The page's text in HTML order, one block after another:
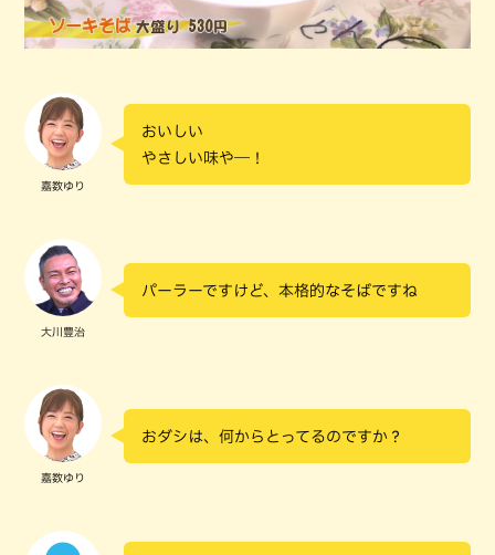
嘉数ゆり
おいしい
やさしい味や―！
大川豊治
パーラーですけど、本格的なそばですね
嘉数ゆり
おダシは、何からとってるのですか？